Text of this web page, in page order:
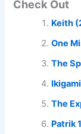
Check Out
Keith
One
The
The
Patrik